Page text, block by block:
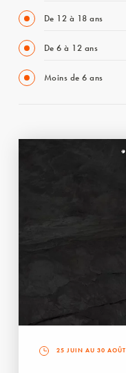
De 12 à 18 ans
De 6 à 12 ans
Moins de 6 ans
25 JUIN AU 30 AOÛT